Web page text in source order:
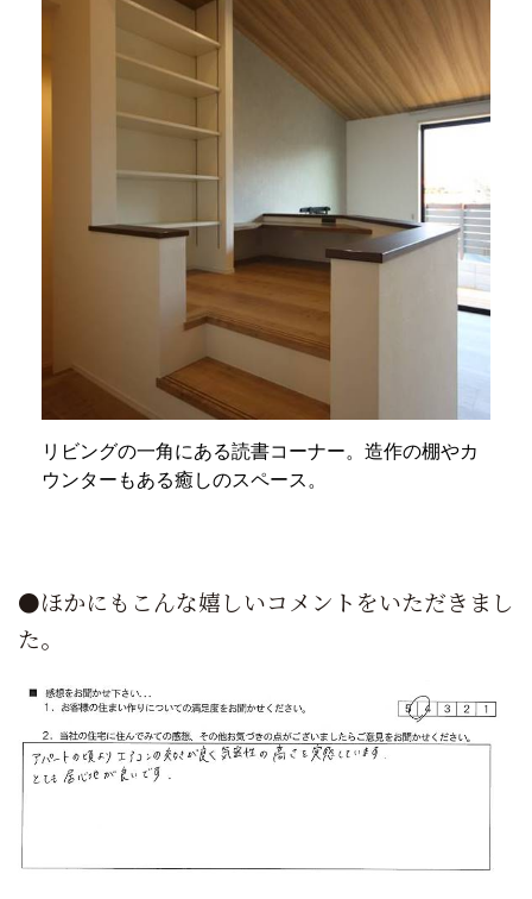
リビングの一角にある読書コーナー。造作の棚やカ
ウンターもある癒しのスペース。
●ほかにもこんな嬉しいコメントをいただきまし
た。